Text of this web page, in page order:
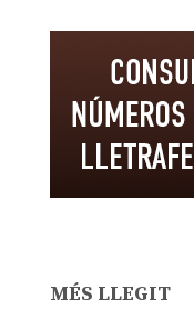
MÉS LLEGIT